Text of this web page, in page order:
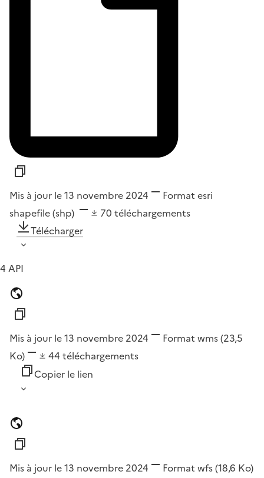
Mis à jour le 13 novembre 2024 Format esri
shapefile (shp)
70 téléchargements
Télécharger
4 API
Mis à jour le 13 novembre 2024 Format wms(23,5
Ko)
44 téléchargements
Copier le lien
Mis à jour le 13 novembre 2024 Format wfs(18,6 Ko)